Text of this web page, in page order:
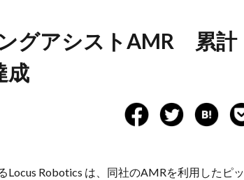
グアシストAMR 累計
成
Robotics は、同社のAMRを利用したピッ